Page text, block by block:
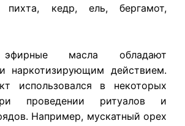
пихта, кедр, ель, бергамот,
масла обладают
наркотизирующим действием.
использовался в некоторых
проведении ритуалов и
Например, мускатный орех